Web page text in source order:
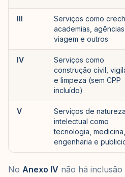
III
Serviços como
academias,
viagem e outros
IV
Serviços como
construção civil,
e limpeza (sem CPP
incluído)
V
Serviços de natureza
intelectual como
tecnologia, medicina,
engenharia e
No Anexo IV não há inclusão